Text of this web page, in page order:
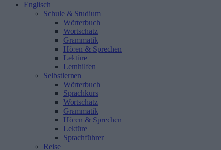
Englisch
Schule & Studium
Wörterbuch
Wortschatz
Grammatik
Hören & Sprechen
Lektüre
Lernhilfen
Selbstlernen
Wörterbuch
Sprachkurs
Wortschatz
Grammatik
Hören & Sprechen
Lektüre
Sprachführer
Reise